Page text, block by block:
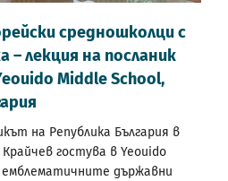
средношколци с
– лекция на посланик
Middle School,
на Република България в
гостува в Yeouido
държавни